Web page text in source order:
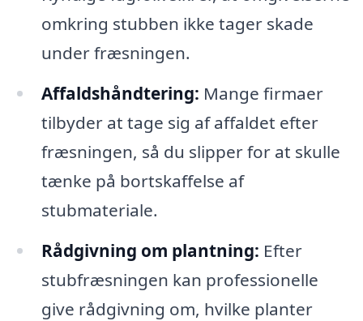
omkring stubben ikke tager skade
under fræsningen.
Affaldshåndtering: Mange firmaer
tilbyder at tage sig af affaldet efter
fræsningen, så du slipper for at skulle
tænke på bortskaffelse af
stubmateriale.
Rådgivning om plantning: Efter
stubfræsningen kan professionelle
give rådgivning om, hvilke planter